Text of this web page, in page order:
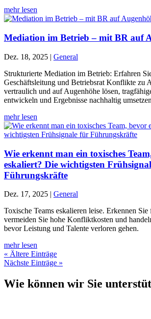
mehr lesen
Mediation im Betrieb – mit BR auf
Dez. 18, 2025 | General
Strukturierte Mediation im Betrieb: Erfahren
Geschäftsleitung und Betriebsrat Konflikte zu
vertraulich und auf Augenhöhe lösen,
entwickeln und Ergebnisse nachhaltig
mehr lesen
Wie erkennt man ein toxisches
eskaliert? Die wichtigsten
Führungskräfte
Dez. 17, 2025 | General
Toxische Teams eskalieren leise. Erkennen
vermeiden Sie hohe Konfliktkosten und
bevor Leistung und Talente verloren gehen.
mehr lesen
« Ältere Einträge
Nächste Einträge »
Wie können wir Sie